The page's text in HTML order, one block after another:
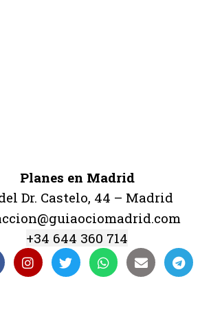
Planes en Madrid
Dr. Castelo, 44 – Madrid
+34 644 360 714